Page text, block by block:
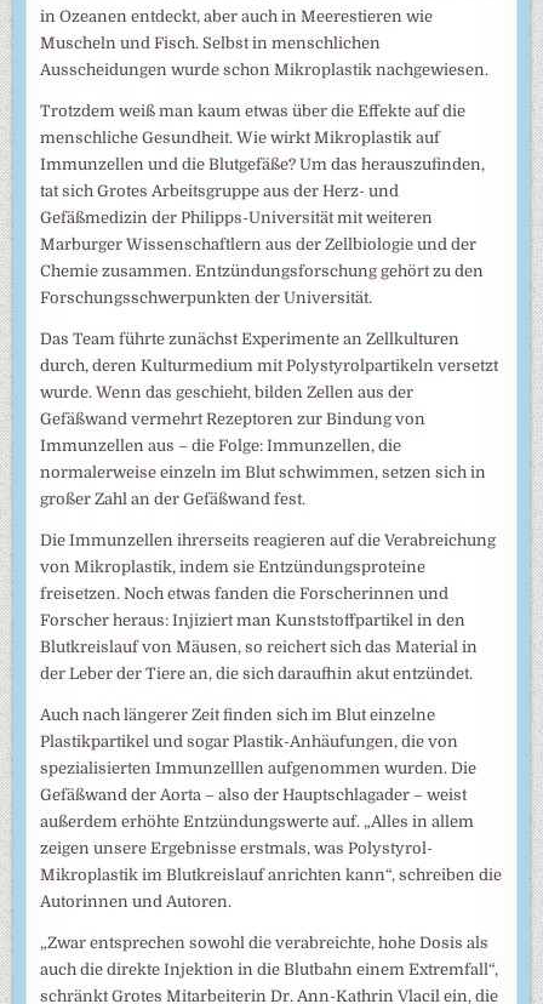
in Ozeanen entdeckt, aber auch in Meerestieren wie
Muscheln und Fisch. Selbst in menschlichen
Ausscheidungen wurde schon Mikroplastik nachgewiesen.
Trotzdem weiß man kaum etwas über die Effekte auf die
menschliche Gesundheit. Wie wirkt Mikroplastik auf
Immunzellen und die Blutgefäße? Um das herauszufinden,
tat sich Grotes Arbeitsgruppe aus der Herz- und
Gefäßmedizin der Philipps-Universität mit weiteren
Marburger Wissenschaftlern aus der Zellbiologie und der
Chemie zusammen. Entzündungsforschung gehört zu den
Forschungsschwerpunkten der Universität.
Das Team führte zunächst Experimente an Zellkulturen
durch, deren Kulturmedium mit Polystyrolpartikeln versetzt
wurde. Wenn das geschieht, bilden Zellen aus der
Gefäßwand vermehrt Rezeptoren zur Bindung von
Immunzellen aus – die Folge: Immunzellen, die
normalerweise einzeln im Blut schwimmen, setzen sich in
großer Zahl an der Gefäßwand fest.
Die Immunzellen ihrerseits reagieren auf die Verabreichung
von Mikroplastik, indem sie Entzündungsproteine
freisetzen. Noch etwas fanden die Forscherinnen und
Forscher heraus: Injiziert man Kunststoffpartikel in den
Blutkreislauf von Mäusen, so reichert sich das Material in
der Leber der Tiere an, die sich daraufhin akut entzündet.
Auch nach längerer Zeit finden sich im Blut einzelne
Plastikpartikel und sogar Plastik-Anhäufungen, die von
spezialisierten Immunzelllen aufgenommen wurden. Die
Gefäßwand der Aorta – also der Hauptschlagader – weist
außerdem erhöhte Entzündungswerte auf. „Alles in allem
zeigen unsere Ergebnisse erstmals, was Polystyrol-
Mikroplastik im Blutkreislauf anrichten kann“, schreiben die
Autorinnen und Autoren.
„Zwar entsprechen sowohl die verabreichte, hohe Dosis als
auch die direkte Injektion in die Blutbahn einem Extremfall“,
schränkt Grotes Mitarbeiterin Dr. Ann-Kathrin Vlacil ein, die